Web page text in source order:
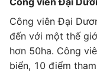
Công viên Đại
đến với một thế
hơn 50ha. Công
biển, 10 điểm